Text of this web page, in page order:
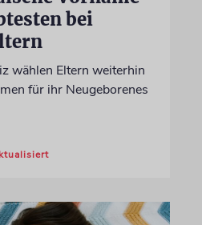
bei
wählen Eltern weiterhin
für ihr Neugeborenes